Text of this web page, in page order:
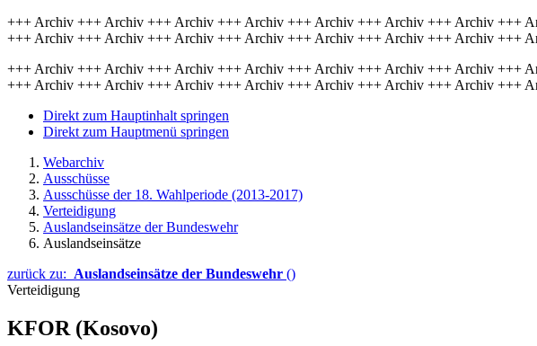
+++ Archiv +++ Archiv +++ Archiv +++ Archiv +++ Archiv +++ Archiv +++ Archiv +++
+++ Archiv +++ Archiv +++ Archiv +++ Archiv +++ Archiv +++ Archiv +++ Archiv +++
+++ Archiv +++ Archiv +++ Archiv +++ Archiv +++ Archiv +++ Archiv +++ Archiv +++
+++ Archiv +++ Archiv +++ Archiv +++ Archiv +++ Archiv +++ Archiv +++ Archiv +++
Direkt zum Hauptinhalt springen
Direkt zum Hauptmenü springen
Webarchiv
Ausschüsse
Ausschüsse der 18. Wahlperiode (2013-2017)
Verteidigung
Auslandseinsätze der Bundeswehr
Auslandseinsätze
zurück zu: Auslandseinsätze der Bundeswehr ()
Verteidigung
KFOR (Kosovo)